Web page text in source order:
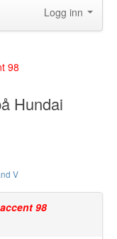
Logg inn
98
Hundai
V
98